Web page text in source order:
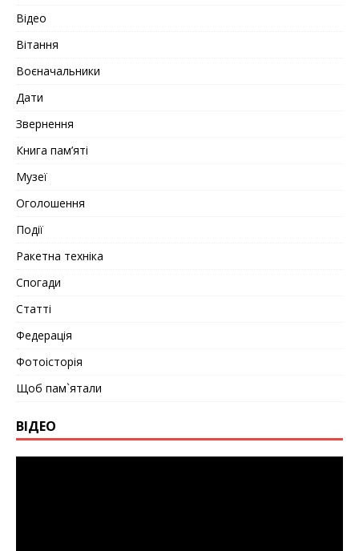
Відео
Вітання
Воєначальники
Дати
Звернення
Книга пам’яті
Музеї
Оголошення
Події
Ракетна техніка
Спогади
Статті
Федерація
Фотоісторія
Щоб пам`ятали
ВІДЕО